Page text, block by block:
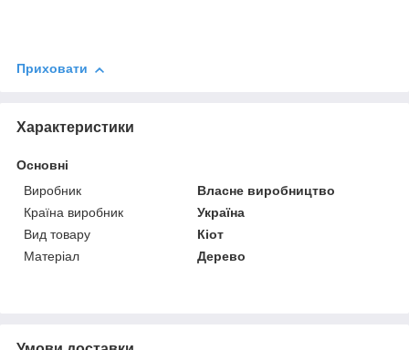
Приховати
Характеристики
Основні
Виробник
Власне виробництво
Країна виробник
Україна
Вид товару
Кіот
Матеріал
Дерево